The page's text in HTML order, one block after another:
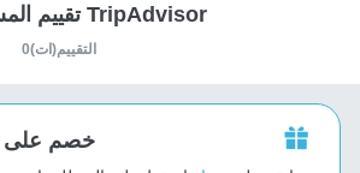
تقييم المسافرين على موقع TripAdvisor
0التقييم(ات)
خصم على